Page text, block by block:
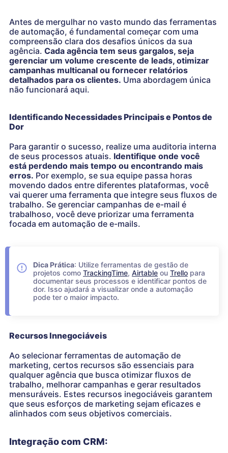
Antes de mergulhar no vasto mundo das ferramentas
de automação, é fundamental começar com uma
compreensão clara dos desafios únicos da sua
agência. Cada agência tem seus gargalos, seja
gerenciar um volume crescente de leads, otimizar
campanhas multicanal ou fornecer relatórios
detalhados para os clientes. Uma abordagem única
não funcionará aqui.
Identificando Necessidades Principais e Pontos de
Dor
Para garantir o sucesso, realize uma auditoria interna
de seus processos atuais. Identifique onde você
está perdendo mais tempo ou encontrando mais
erros. Por exemplo, se sua equipe passa horas
movendo dados entre diferentes plataformas, você
vai querer uma ferramenta que integre seus fluxos de
trabalho. Se gerenciar campanhas de e-mail é
trabalhoso, você deve priorizar uma ferramenta
focada em automação de e-mails.
Dica Prática: Utilize ferramentas de gestão de
projetos como TrackingTime, Airtable ou Trello para
documentar seus processos e identificar pontos de
dor. Isso ajudará a visualizar onde a automação
pode ter o maior impacto.
Recursos Innegociáveis
Ao selecionar ferramentas de automação de
marketing, certos recursos são essenciais para
qualquer agência que busca otimizar fluxos de
trabalho, melhorar campanhas e gerar resultados
mensuráveis. Estes recursos inegociáveis garantem
que seus esforços de marketing sejam eficazes e
alinhados com seus objetivos comerciais.
Integração com CRM: